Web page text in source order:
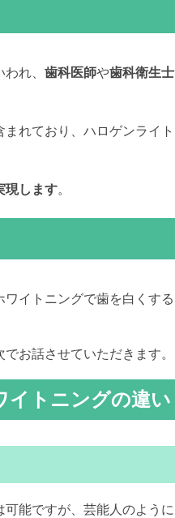
れ、 歯科医師や歯科衛生士
まれており、ハロゲンライト
現します。
ワイトニングで歯を白くする
お話させていただきます。
イトニングの違い
能ですが、芸能人のように